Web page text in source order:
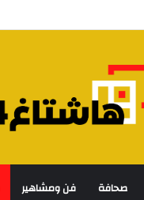
صحافة فن ومشاهير